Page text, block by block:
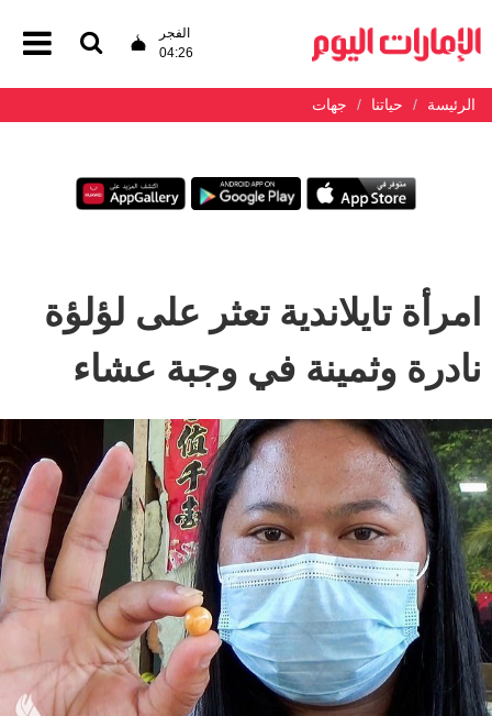
الفجر
04:26
الرئيسة حياتنا جهات
امرأة تايلاندية تعثر على لؤلؤة
نادرة وثمينة في وجبة عشاء